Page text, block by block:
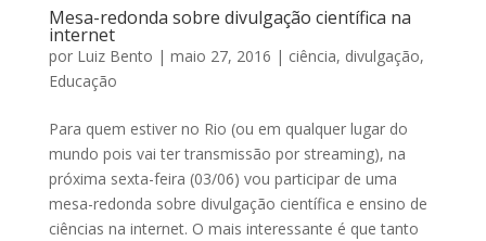
Mesa-redonda sobre divulgação científica na
internet
por Luiz Bento | maio 27, 2016 | ciência, divulgação,
Educação
Para quem estiver no Rio (ou em qualquer lugar do
mundo pois vai ter transmissão por streaming), na
próxima sexta-feira (03/06) vou participar de uma
mesa-redonda sobre divulgação científica e ensino de
ciências na internet. O mais interessante é que tanto